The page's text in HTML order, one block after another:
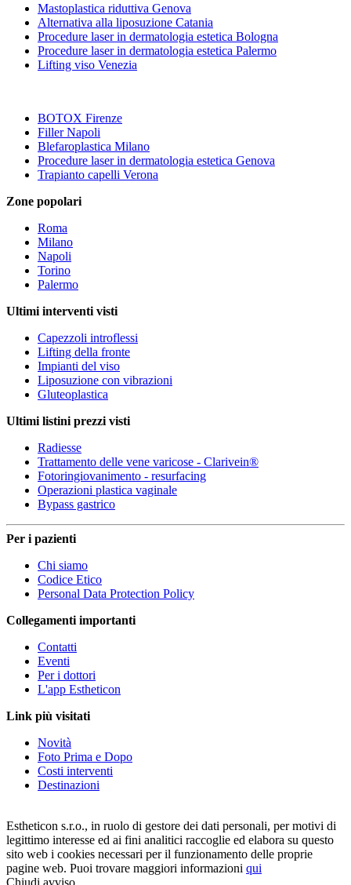
Mastoplastica riduttiva Genova
Alternativa alla liposuzione Catania
Procedure laser in dermatologia estetica Bologna
Procedure laser in dermatologia estetica Palermo
Lifting viso Venezia
BOTOX Firenze
Filler Napoli
Blefaroplastica Milano
Procedure laser in dermatologia estetica Genova
Trapianto capelli Verona
Zone popolari
Roma
Milano
Napoli
Torino
Palermo
Ultimi interventi visti
Capezzoli introflessi
Lifting della fronte
Impianti del viso
Liposuzione con vibrazioni
Gluteoplastica
Ultimi listini prezzi visti
Radiesse
Trattamento delle vene varicose - Clarivein®
Fotoringiovanimento - resurfacing
Operazioni plastica vaginale
Bypass gastrico
Per i pazienti
Chi siamo
Codice Etico
Personal Data Protection Policy
Collegamenti importanti
Contatti
Eventi
Per i dottori
L'app Estheticon
Link più visitati
Novità
Foto Prima e Dopo
Costi interventi
Destinazioni
Estheticon s.r.o., in ruolo di gestore dei dati personali, per motivi di
legittimo interesse ed ai fini analitici raccoglie ed elabora su questo
sito web i cookies necessari per il funzionamento delle proprie
pagine web. Puoi trovare maggiori informazioni qui
Chiudi avviso